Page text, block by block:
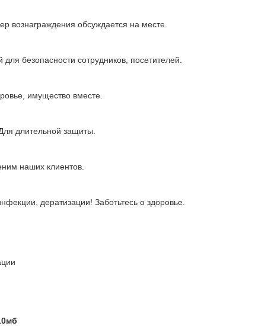
вознаграждения обсуждается на месте.
безопасности сотрудников, посетителей.
имущество вместе.
длительной защиты.
наших клиентов.
дератизации! Заботьтесь о здоровье.